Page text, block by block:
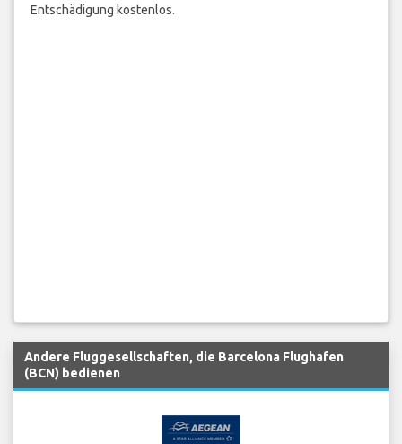
Entschädigung kostenlos.
Andere Fluggesellschaften, die Barcelona Flughafen
(BCN) bedienen